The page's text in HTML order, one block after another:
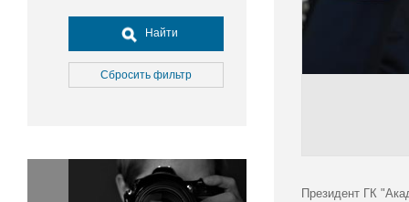
Досуг, туризм и отдых
Культура
Медицина
Окружающая среда
Политика
Найти
Сбросить фильтр
Президент ГК